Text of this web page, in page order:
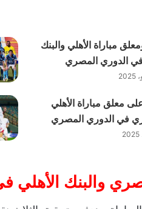
مباراة الأهلي والبنك
في الدوري المصري
معلق مباراة الأهلي
في الدوري المصري
والبنك